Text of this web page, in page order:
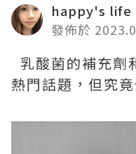
happy's life
發佈於
乳酸菌的補充劑
熱門話題，但究